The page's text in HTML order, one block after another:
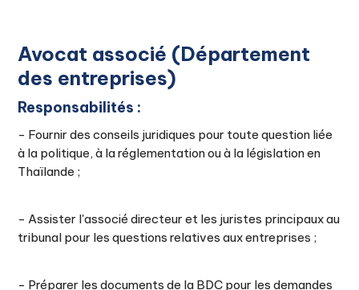
Avocat associé (Département
des entreprises)
Responsabilités :
- Fournir des conseils juridiques pour toute question liée
à la politique, à la réglementation ou à la législation en
Thaïlande ;
- Assister l'associé directeur et les juristes principaux au
tribunal pour les questions relatives aux entreprises ;
- Préparer les documents de la BDC pour les demandes